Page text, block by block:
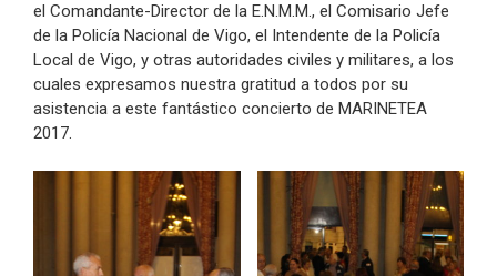
el Comandante-Director de la E.N.M.M., el Comisario Jefe
de la Policía Nacional de Vigo, el Intendente de la Policía
Local de Vigo, y otras autoridades civiles y militares, a los
cuales expresamos nuestra gratitud a todos por su
asistencia a este fantástico concierto de MARINETEA
2017.